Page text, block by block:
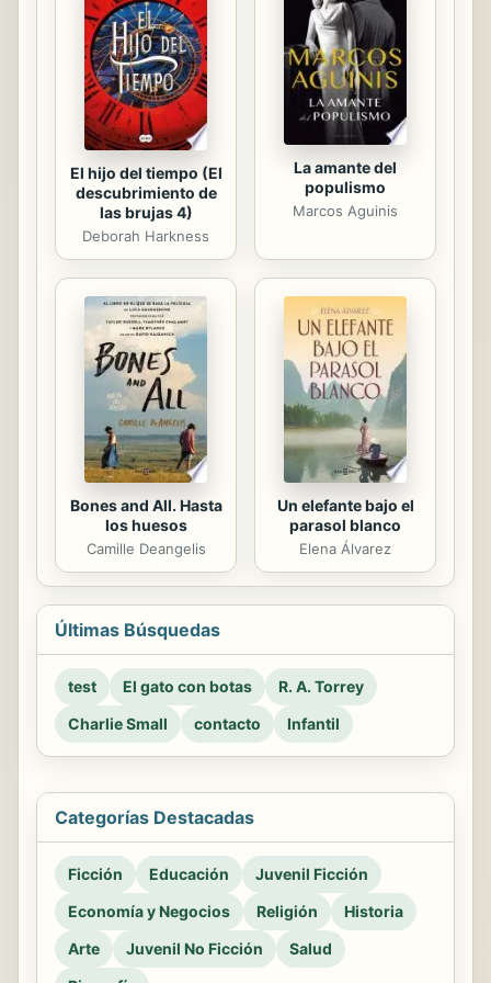
protagonistas de esta historia se
quedan para siempre en la memoria
del lector porque afrontan con
fuerza las necesidades...
El hijo del tiempo (El
descubrimiento de
las brujas 4)
Deborah Harkness
La amante del
populismo
Marcos Aguinis
Bones and All. Hasta
los huesos
Camille Deangelis
Un elefante bajo el
parasol blanco
Elena Álvarez
Últimas Búsquedas
test El gato con botas
R. A. Torrey
Charlie Small
contacto Infantil
Categorías Destacadas
Ficción Educación
Juvenil Ficción
Economía y Negocios
Religión
Historia
Arte
Juvenil No Ficción
Salud